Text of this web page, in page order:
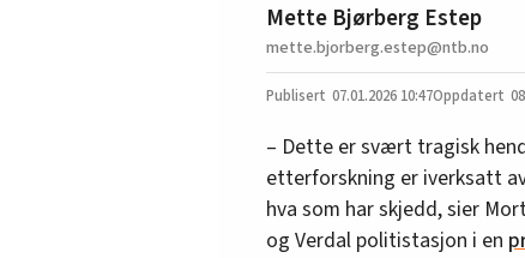
Mette Bjørberg Estep
mette.bjorberg.estep@ntb.no
07.01.2026 10:47
– Dette er svært tragisk
etterforskning er iverksatt
hva som har skjedd, sier
og Verdal politistasjon i en